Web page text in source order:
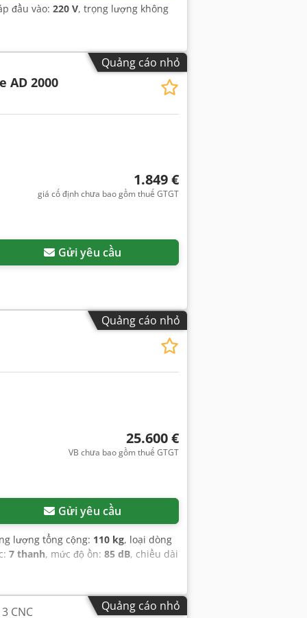
đầu vào: 220 V, trọng lượng không
Quảng cáo nhỏ
AD 2000
1.849 €
giá cố định chưa bao gồm thuế GTGT
Gửi yêu cầu
Quảng cáo nhỏ
25.600 €
VB chưa bao gồm thuế GTGT
Gửi yêu cầu
lượng tổng cộng: 110 kg, loại dòng
7 thanh, mức độ ồn: 85 dB, chiều dài
Quảng cáo nhỏ
CNC